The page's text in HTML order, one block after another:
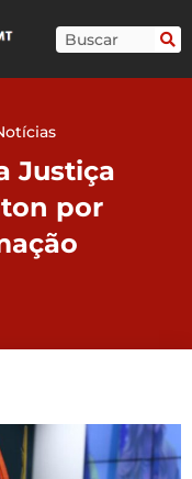
Pesquisar
Justiça
por